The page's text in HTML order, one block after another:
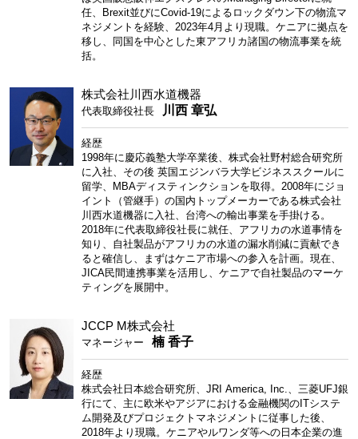
任、Brexit並びにCovid-19によるロックダウン下の物流マ
ネジメントを経験、2023年4月より現職。ケニアに拠点を
移し、同国を中心とした東アフリカ諸国の物流事業を統
括。
株式会社川西水道機器
代表取締役社長 川西 章弘
経歴
1998年に慶応義塾大学卒業後、株式会社野村総合研究所
に入社、その後 英国エジンバラ大学ビジネススクールに
留学、MBAディスティンクションを取得。2008年にジョ
イント（管継手）の国内トップメーカーである株式会社
川西水道機器に入社、台湾への輸出事業を手掛ける。
2018年に代表取締役社長に就任、アフリカの水道事情を
知り、自社製品がアフリカの水道の漏水削減に貢献でき
ると確信し、まずはケニア市場への参入を計画。現在、
JICA民間連携事業を活用し、ケニアで自社製品のマーケ
ティングを展開中。
JCCP M株式会社
マネージャー 楠 香子
経歴
株式会社日本総合研究所、JRI America, Inc.、三菱UFJ銀
行にて、主に欧米やアジアにおける金融機関のITシステ
ム開発及びプロジェクトマネジメントに従事した後、
2018年より現職。ケニアやルワンダ等への日本企業の進